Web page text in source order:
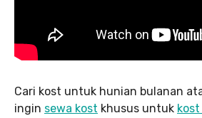
Cari kost untuk hunian bulanan
ingin sewa kost khusus untuk